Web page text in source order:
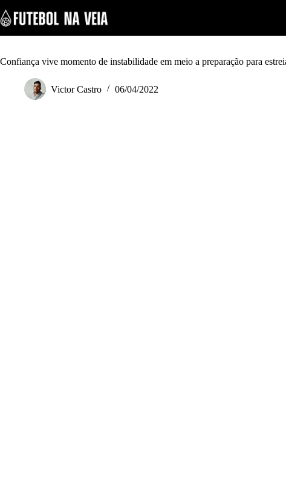
k
i
p
o
Confiança vive momento de instabilidade em meio a preparação para
Victor Castro 06/04/2022